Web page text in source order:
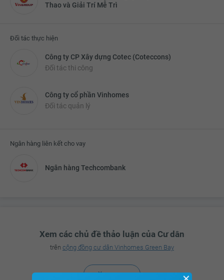
Thao và Giải Trí Mễ Trì
Đối tác thực hiện
Công ty CP Xây dựng Cotec (Coteccons)
Đối tác thi công
Công ty cổ phần Vinhomes
Đối tác quản lý
Ngân hàng liên kết cho vay
Ngân hàng Techcombank
Xem các chủ đề thảo luận của Cư dân
trên cộng đồng cư dân Vinhomes Green Bay
Xem ngay